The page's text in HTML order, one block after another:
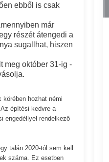
ebből is csak
már
részét átengedi a
sugallhat, hiszen
meg október 31-ig -
hozhat némi
építési kedvre a
engedéllyel rendelkező
talán 2020-tól sem kell
száma. Ez esetben